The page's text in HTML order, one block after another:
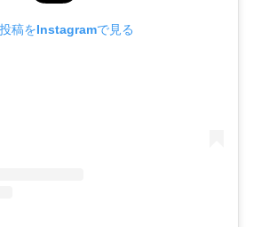
稿をInstagramで見る